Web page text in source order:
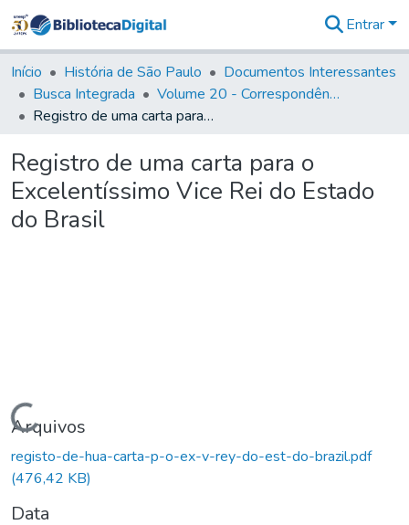
&
Coleções
Tudo na
Biblioteca
Estatísticas
Entrar
Início História de São Paulo
Documentos Interessantes
Busca Integrada
Volume 20 - Correspondência interna do Governador Rodrigo Cezar de Menezes: 1721- 1728
Registro de uma carta para o Excelentíssimo Vice Rei do Estado do Brasil
Registro de uma carta para o
Excelentíssimo Vice Rei do Estado
do Brasil
Carregando...
Arquivos
registo-de-hua-carta-p-o-ex-v-rey-do-est-do-brazil.pdf
(476,42 KB)
Data